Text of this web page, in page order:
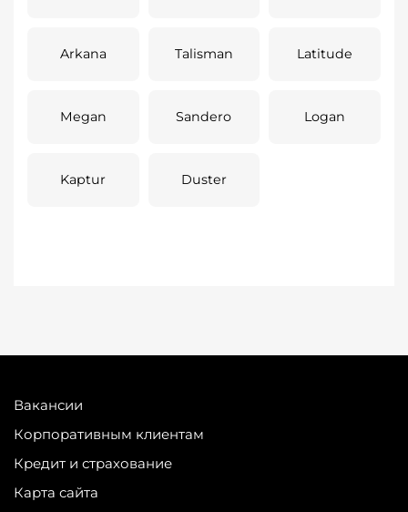
Arkana Talisman Latitude
Megan Sandero Logan
Kaptur Duster
Вакансии
Корпоративным клиентам
Кредит и страхование
Карта сайта